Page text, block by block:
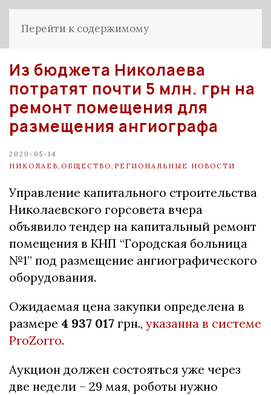
Перейти к содержимому
Из бюджета Николаева
потратят почти 5 млн. грн на
ремонт помещения для
размещения ангиографа
2020-05-14
НИКОЛАЕВ ОБЩЕСТВО РЕГИОНАЛЬНЫЕ НОВОСТИ
Управление капитального строительства
Николаевского горсовета вчера
объявило тендер на капитальный ремонт
помещения в КНП “Городская больница
№1” под размещение ангиографического
оборудования.
Ожидаемая цена закупки определена в
размере 4 937 017 грн., указанна в системе
ProZorro.
Аукцион должен состояться уже через
две недели – 29 мая, роботы нужно